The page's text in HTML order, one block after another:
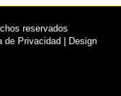
reservados
de Privacidad | Design